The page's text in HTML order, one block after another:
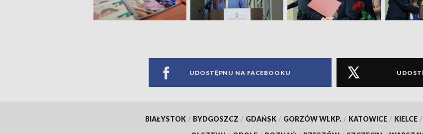
UDOSTĘPNIJ NA FACEBOOKU
BIAŁYSTOK / BYDGOSZCZ / GDAŃSK / GORZÓW WLKP. / KATOWICE / KIELCE /